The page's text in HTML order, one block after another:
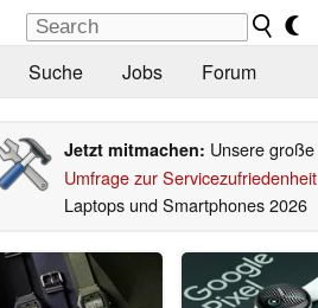
Suche Jobs Forum
Jetzt mitmachen: Unsere große
Umfrage zur Servicezufriedenheit
Laptops und Smartphones 2026